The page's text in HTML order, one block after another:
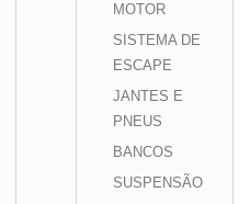
MOTOR
SISTEMA DE
ESCAPE
JANTES E
PNEUS
BANCOS
SUSPENSÃO